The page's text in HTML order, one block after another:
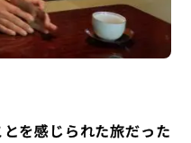
とを感じられた旅だった